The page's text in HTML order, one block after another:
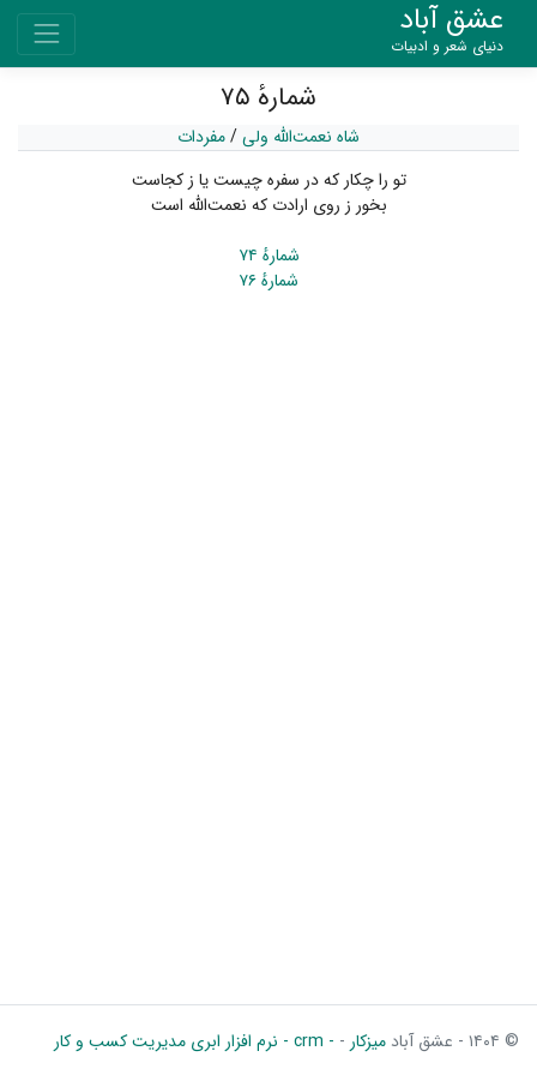
عشق آباد
دنیای شعر و ادبیات
شمارهٔ ۷۵
شاه نعمت‌الله ولی/مفردات
تو را چکار که در سفره چیست یا ز کجاست
بخور ز روی ارادت که نعمت‌اللّه است
شمارهٔ ۷۴
شمارهٔ ۷۶
© ۱۴۰۴ - عشق آباد میزکار - - crm - نرم افزار ابری مدیریت کسب و کار